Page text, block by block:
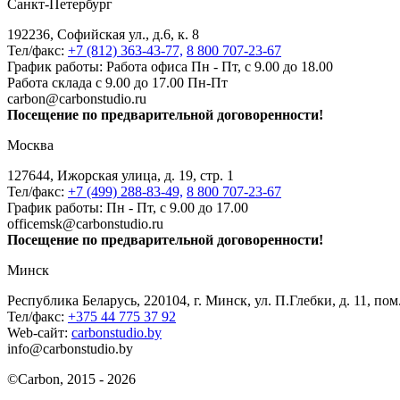
Санкт-Петербург
192236, Софийская ул., д.6, к. 8
Тел/факс: +7 (812) 363-43-77, 8 800 707-23-67
График работы: Работа офиса Пн - Пт, с 9.00 до 18.00
Работа склада с 9.00 до 17.00 Пн-Пт
carbon@carbonstudio.ru
Посещение по предварительной договоренности!
Москва
127644, Ижорская улица, д. 19, стр. 1
Тел/факс: +7 (499) 288-83-49, 8 800 707-23-67
График работы: Пн - Пт, с 9.00 до 17.00
officemsk@carbonstudio.ru
Посещение по предварительной договоренности!
Минск
Республика Беларусь, 220104, г. Минск, ул. П.Глебки, д. 11,
Тел/факс: +375 44 775 37 92
Web-сайт: carbonstudio.by
info@carbonstudio.by
©Carbon, 2015 - 2026